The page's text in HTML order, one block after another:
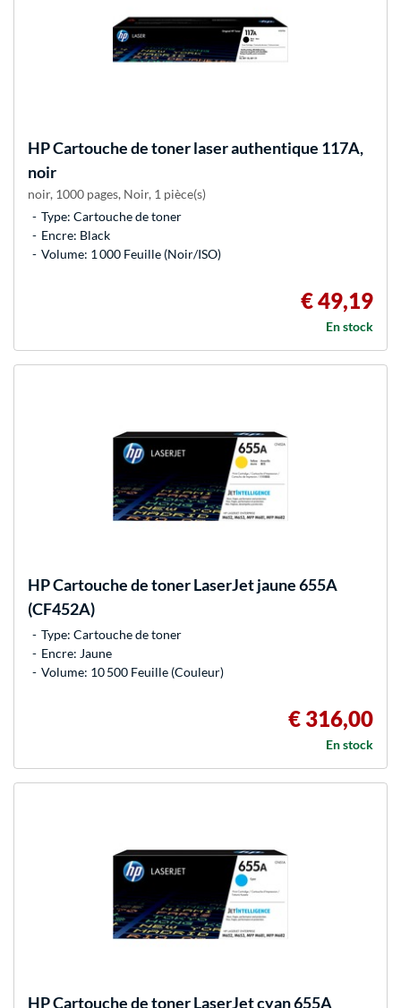
HPCartouche de toner laser authentique 117A,
noir
noir, 1000 pages, Noir, 1 pièce(s)
Type: Cartouche de toner
Encre: Black
Volume: 1 000 Feuille (Noir/ISO)
€ 49,19
En stock
HPCartouche de toner LaserJet jaune 655A
(CF452A)
Type: Cartouche de toner
Encre: Jaune
Volume: 10 500 Feuille (Couleur)
€ 316,00
En stock
HPCartouche de toner LaserJet cyan 655A